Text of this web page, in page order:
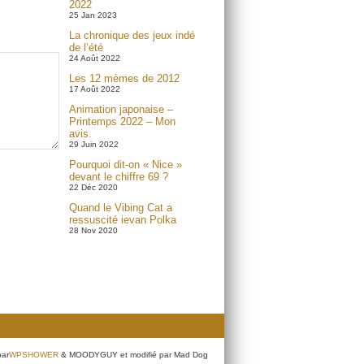
2022
25 Jan 2023
La chronique des jeux indé
de l’été
24 Août 2022
Les 12 mèmes de 2012
17 Août 2022
Animation japonaise –
Printemps 2022 – Mon
avis.
29 Juin 2022
Pourquoi dit-on « Nice »
devant le chiffre 69 ?
22 Déc 2020
Quand le Vibing Cat a
ressuscité ievan Polka
28 Nov 2020
WPSHOWER & MOODYGUY et modifié par Mad Dog